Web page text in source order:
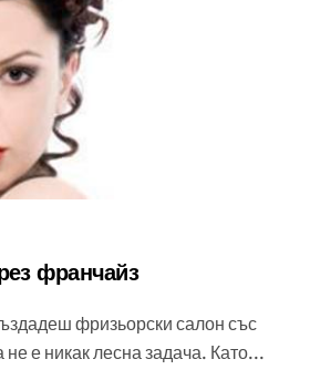
франчайз
не е никак лесна задача. Като...